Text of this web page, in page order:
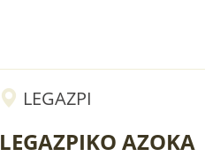
LEGAZPI
LEGAZPIKO AZOKA